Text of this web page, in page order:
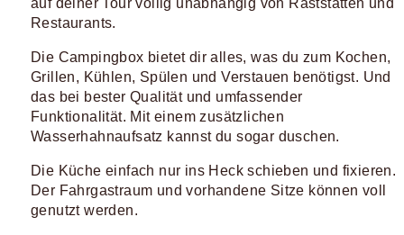
Restaurants.
Die Campingbox bietet dir alles, was du zum Kochen,
Grillen, Kühlen, Spülen und Verstauen benötigst. Und
das bei bester Qualität und umfassender
Funktionalität. Mit einem zusätzlichen
Wasserhahnaufsatz kannst du sogar duschen.
Die Küche einfach nur ins Heck schieben und fixieren.
Der Fahrgastraum und vorhandene Sitze können voll
genutzt werden.